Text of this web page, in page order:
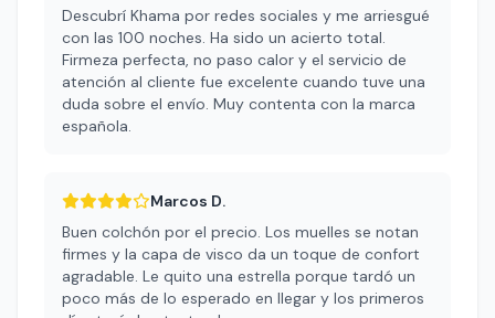
Descubrí Khama por redes sociales y me arriesgué
con las 100 noches. Ha sido un acierto total.
Firmeza perfecta, no paso calor y el servicio de
atención al cliente fue excelente cuando tuve una
duda sobre el envío. Muy contenta con la marca
española.
Marcos D.
Buen colchón por el precio. Los muelles se notan
firmes y la capa de visco da un toque de confort
agradable. Le quito una estrella porque tardó un
poco más de lo esperado en llegar y los primeros